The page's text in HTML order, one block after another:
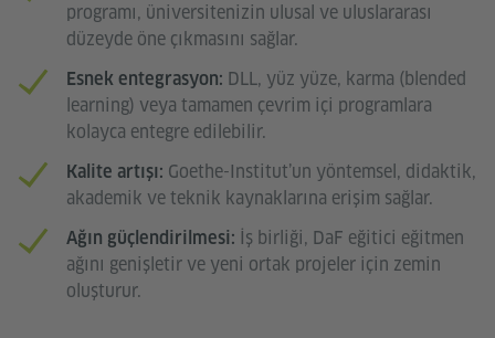
programı, üniversitenizin ulusal ve uluslararası
düzeyde öne çıkmasını sağlar.
Esnek entegrasyon: DLL, yüz yüze, karma (blended
learning) veya tamamen çevrim içi programlara
kolayca entegre edilebilir.
Kalite artışı: Goethe-Institut’un yöntemsel, didaktik,
akademik ve teknik kaynaklarına erişim sağlar.
Ağın güçlendirilmesi: İş birliği, DaF eğitici eğitmen
ağını genişletir ve yeni ortak projeler için zemin
oluşturur.